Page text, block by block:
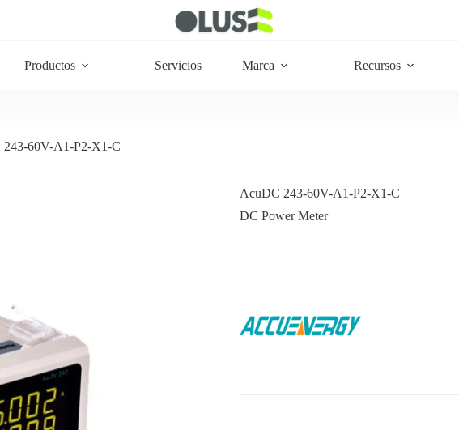
Productos Servicios Marca Recursos
243-60V-A1-P2-X1-C
AcuDC 243-60V-A1-P2-X1-C
DC Power Meter